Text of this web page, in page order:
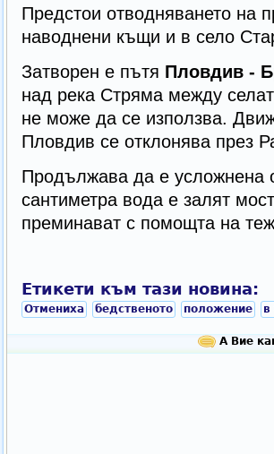
Предстои отводняването на
наводнени къщи и в село
Затворен е пътя Пловдив -
над река Стряма между
не може да се използва.
Пловдив се отклонява през
Продължава да е усложнена
сантиметра вода е залят
преминават с помощта на
Етикети към тази новина:
Отмениха бедственото положение в
А Вие